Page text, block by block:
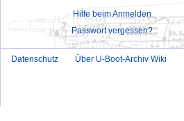
Hilfe beim Anmelden
Passwort vergessen?
Datenschutz Über U-Boot-Archiv Wiki